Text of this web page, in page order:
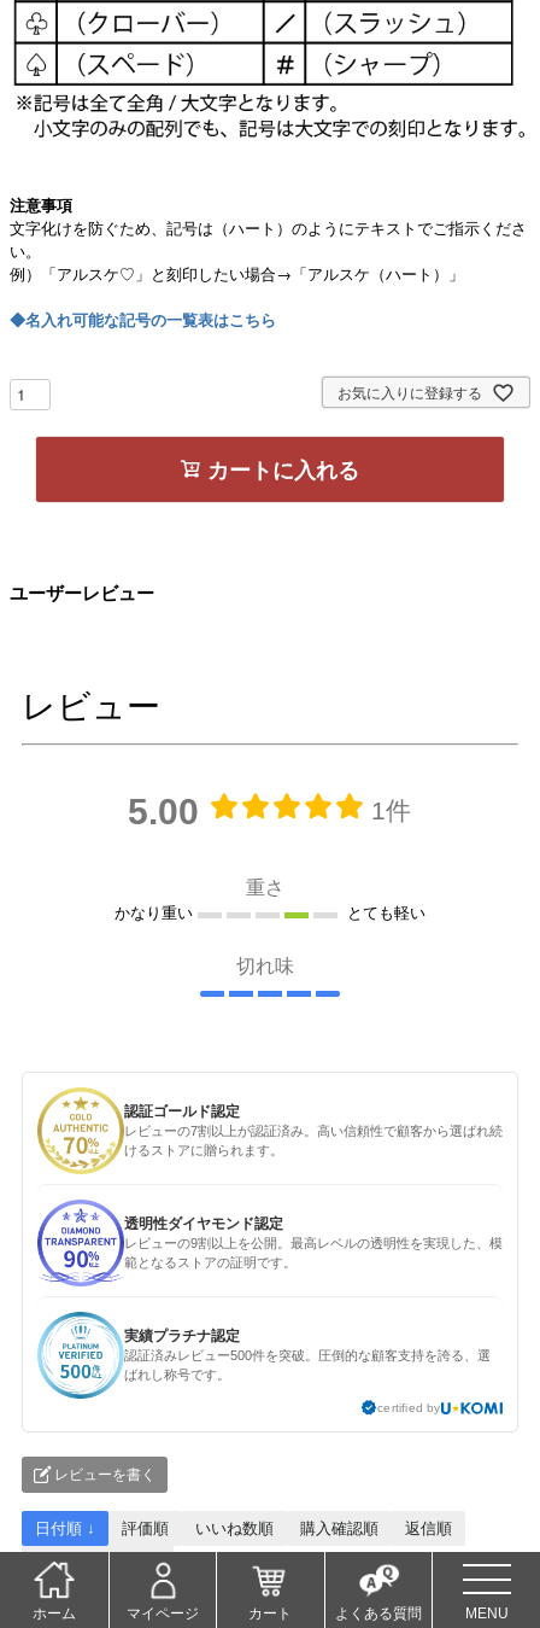
注意事項
文字化けを防ぐため、記号は（ハート）のようにテキストでご指示くださ
い。
例）「アルスケ♡」と刻印したい場合→「アルスケ（ハート）」
◆名入れ可能な記号の一覧表はこちら
お気に入りに登録する
カートに入れる
ユーザーレビュー
レビュー
5.00 1件
重さ
かなり重い とても軽い
切れ味
認証ゴールド認定
レビューの7割以上が認証済み。高い信頼性で顧客から選ばれ続
けるストアに贈られます。
透明性ダイヤモンド認定
レビューの9割以上を公開。最高レベルの透明性を実現した、模
範となるストアの証明です。
実績プラチナ認定
認証済みレビュー500件を突破。圧倒的な顧客支持を誇る、選
ばれし称号です。
certified by
レビューを書く
詳細フィルター
日付順 ↓ 評価順 いいね数順 購入確認順
返信順
写真・動画付き順
ホーム マイページ カート よくある質問 MENU